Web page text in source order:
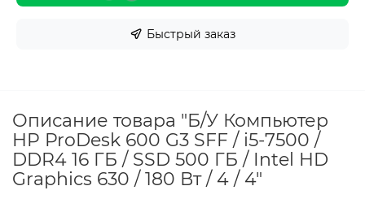
Быстрый заказ
Описание товара "Б/У Компьютер
HP ProDesk 600 G3 SFF / i5-7500 /
DDR4 16 ГБ / SSD 500 ГБ / Intel HD
Graphics 630 / 180 Вт / 4 / 4"